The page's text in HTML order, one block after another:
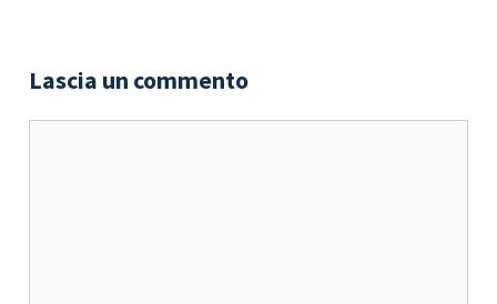
Lascia un commento